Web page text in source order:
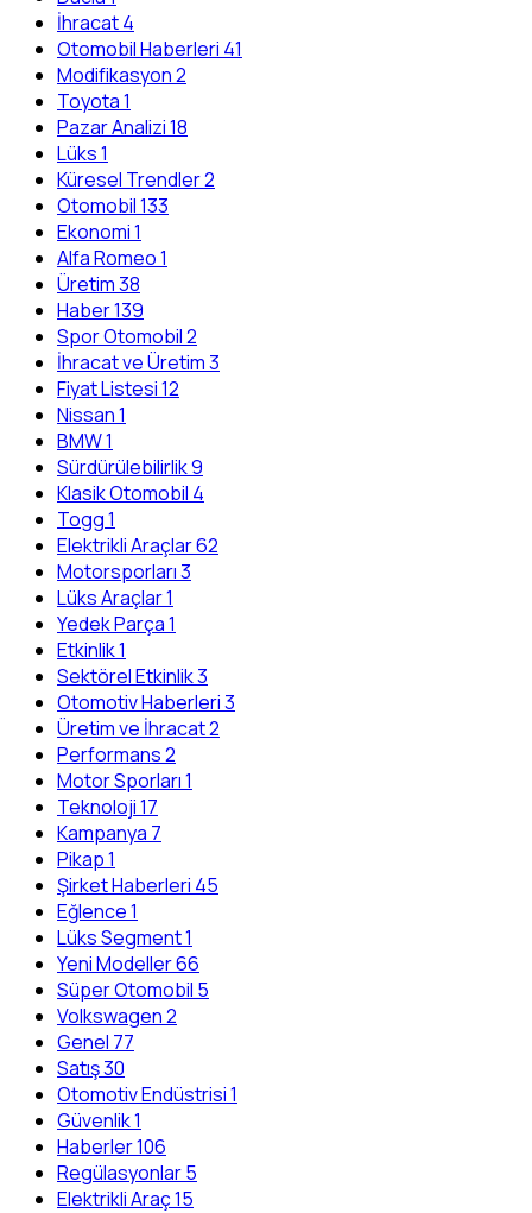
İhracat4
Otomobil Haberleri 41
Modifikasyon2
Toyota1
Pazar Analizi18
Lüks1
Küresel Trendler2
Otomobil133
Ekonomi1
Alfa Romeo1
Üretim38
Haber139
Spor Otomobil2
İhracat ve Üretim3
Fiyat Listesi12
Nissan1
BMW1
Sürdürülebilirlik9
Klasik Otomobil 4
Togg1
Elektrikli Araçlar62
Motorsporları3
Lüks Araçlar1
Yedek Parça1
Etkinlik1
Sektörel Etkinlik3
Otomotiv Haberleri3
Üretim ve İhracat2
Performans2
Motor Sporları1
Teknoloji17
Kampanya 7
Pikap1
Şirket Haberleri 45
Eğlence1
Lüks Segment1
Yeni Modeller66
Süper Otomobil 5
Volkswagen2
Genel 77
Satış30
Otomotiv Endüstrisi1
Güvenlik1
Haberler106
Regülasyonlar5
Elektrikli Araç15